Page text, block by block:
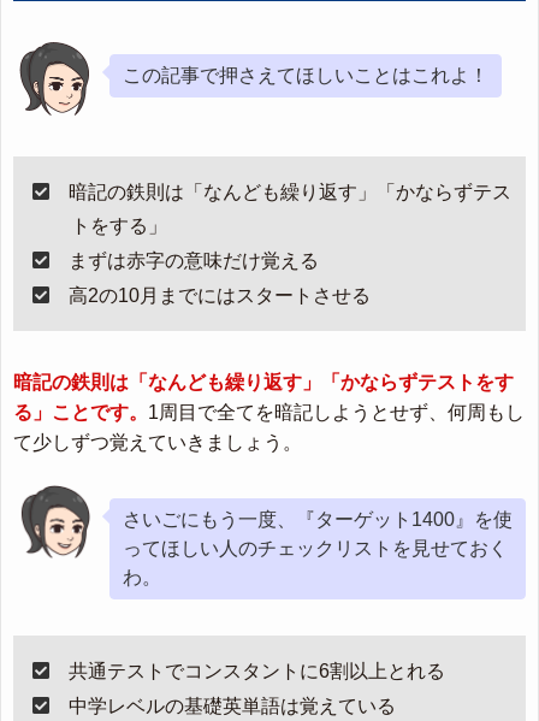
この記事で押さえてほしいことはこれよ！
暗記の鉄則は「なんども繰り返す」「かならずテス
トをする」
まずは赤字の意味だけ覚える
高2の10月までにはスタートさせる
暗記の鉄則は「なんども繰り返す」「かならずテストをす
る」ことです。 1周目で全てを暗記しようとせず、何周もし
て少しずつ覚えていきましょう。
さいごにもう一度、『ターゲット1400』を使
ってほしい人のチェックリストを見せておく
わ。
共通テストでコンスタントに6割以上とれる
中学レベルの基礎英単語は覚えている